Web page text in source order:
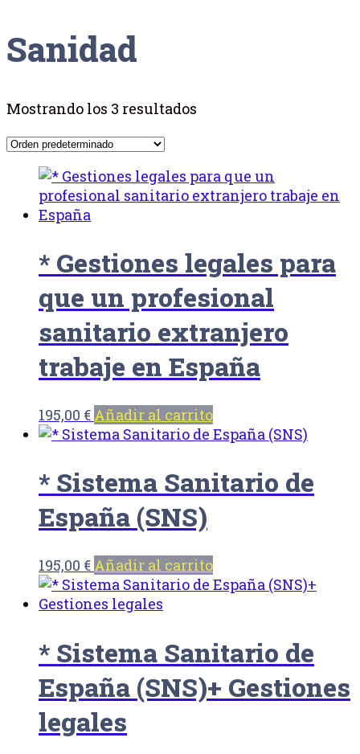
Sanidad
Mostrando los 3 resultados
* Gestiones legales para
que un profesional
sanitario extranjero
trabaje en España
195,00 € Añadir al carrito
* Sistema Sanitario de
España (SNS)
195,00 € Añadir al carrito
* Sistema Sanitario de
España (SNS)+ Gestiones
legales